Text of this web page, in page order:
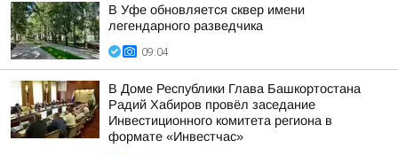
В Уфе обновляется сквер имени
легендарного разведчика
09:04
В Доме Республики Глава Башкортостана
Радий Хабиров провёл заседание
Инвестиционного комитета региона в
формате «Инвестчас»